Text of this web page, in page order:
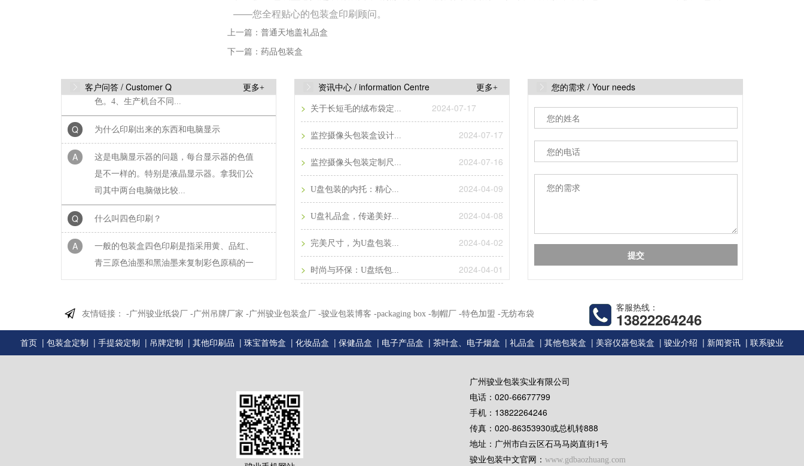
——您全程贴心的包装盒印刷顾问。
上一篇： 普通天地盖礼品盒
下一篇： 药品包装盒
客户问答 / Customer Q 更多+
1、生产工艺复杂2、不同批次原材料的颜色
色。4、生产机台不同...
A
是不一样的。特别是液晶显示器。拿我们公
司其中两台电脑做比较...
A
青三原色油墨和黑油墨来复制彩色原稿的一
种颜色工艺。
A
数码打印是RGB三色喷墨，而大机印刷是
印刷机器、纸张、油墨、显示器、机台师
傅、天气、放置时间的不同，印出来颜色不
资讯中心 / information Centre 更多+
> 关于长短毛的绒布袋定... 2024-07-17
> 监控摄像头包装盒设计... 2024-07-17
> 监控摄像头包装定制尺... 2024-07-16
> U盘包装的内托：精心... 2024-04-09
> U盘礼品盒，传递美好... 2024-04-08
> 完美尺寸，为U盘包装... 2024-04-02
> 时尚与环保：U盘纸包... 2024-04-01
您的需求 / Your needs
友情链接： -广州骏业纸袋厂 -广州吊牌厂家 -广州骏业包装盒厂 -骏业包装博客 -packaging box -制帽厂 -特色加盟 -无纺布袋
客服热线：
13822264246
首页 | 包装盒定制 | 手提袋定制 | 吊牌定制 | 其他印刷品 | 珠宝首饰盒 | 化妆品盒 | 保健品盒 | 电子产品盒 | 茶叶盒、电子烟盒 | 礼品盒 | 其他包装盒 | 美容仪器包装盒 | 骏业介绍 | 新闻资讯 | 联系骏业
广州骏业包装实业有限公司
电话：020-66677799
手机：13822264246
传真：020-86353930或总机转888
地址：广州市白云区石马马岗直街1号
骏业包装中文官网： www.gdbaozhuang.com